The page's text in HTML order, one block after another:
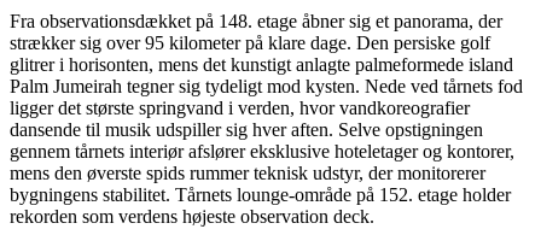
Fra observationsdækket på 148. etage åbner sig et panorama, der
strækker sig over 95 kilometer på klare dage. Den persiske golf
glitrer i horisonten, mens det kunstigt anlagte palmeformede island
Palm Jumeirah tegner sig tydeligt mod kysten. Nede ved tårnets fod
ligger det største springvand i verden, hvor vandkoreografier
dansende til musik udspiller sig hver aften. Selve opstigningen
gennem tårnets interiør afslører eksklusive hoteletager og kontorer,
mens den øverste spids rummer teknisk udstyr, der monitorerer
bygningens stabilitet. Tårnets lounge-område på 152. etage holder
rekorden som verdens højeste observation deck.